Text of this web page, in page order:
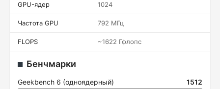
GPU-ядер 1024
Частота GPU 792 МГц
FLOPS ~1622 Гфлопс
Бенчмарки
Geekbench 6 (одноядерный) 1512